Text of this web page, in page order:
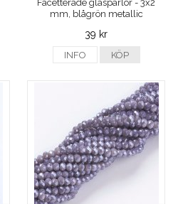
Facetterade glaspärlor - 3x2
mm, blågrön metallic
39 kr
INFO KÖP